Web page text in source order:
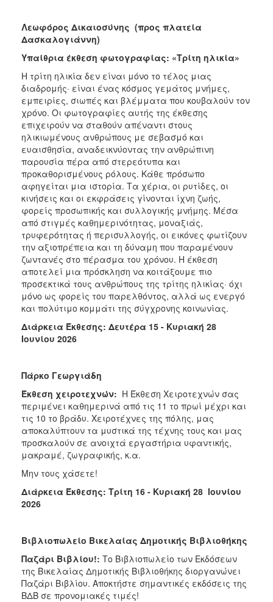
Λεωφόρος Δικαιοσύνης (προς πλατεία
Δασκαλογιάννη)
Υπαίθρια έκθεση φωτογραφίας: «Τρίτη ηλικία»
Η τρίτη ηλικία δεν είναι μόνο το τέλος μιας
διαδρομής· είναι ένας κόσμος γεμάτος μνήμες,
εμπειρίες, σιωπές και βλέμματα που κουβαλούν τον
χρόνο. Οι φωτογραφίες αυτής της έκθεσης
επιχειρούν να σταθούν απέναντι στους
ηλικιωμένους ανθρώπους με σεβασμό και
ευαισθησία, αναδεικνύοντας την ανθρώπινη
παρουσία πέρα από στερεότυπα και
προκαθορισμένους ρόλους. Κάθε πρόσωπο
αφηγείται μια ιστορία. Τα χέρια, οι ρυτίδες, οι
κινήσεις και οι εκφράσεις γίνονται ίχνη ζωής,
φορείς προσωπικής και συλλογικής μνήμης. Μέσα
από στιγμές καθημερινότητας, μοναξιάς,
τρυφερότητας ή περισυλλογής, οι εικόνες φωτίζουν
την αξιοπρέπεια και τη δύναμη που παραμένουν
ζωντανές στο πέρασμα του χρόνου. Η έκθεση
αποτελεί μια πρόσκληση να κοιτάξουμε πιο
προσεκτικά τους ανθρώπους της τρίτης ηλικίας· όχι
μόνο ως φορείς του παρελθόντος, αλλά ως ενεργό
και πολύτιμο κομμάτι της σύγχρονης κοινωνίας.
Διάρκεια Έκθεσης: Δευτέρα 15 - Κυριακή 28
Ιουνίου 2026
Πάρκο Γεωργιάδη
Έκθεση χειροτεχνών: Η Έκθεση Χειροτεχνών σας
περιμένει καθημερινά από τις 11 το πρωί μέχρι και
τις 10 το βράδυ. Χειροτέχνες της πόλης, μας
αποκαλύπτουν τα μυστικά της τέχνης τους και μας
προσκαλούν σε ανοιχτά εργαστήρια υφαντικής,
μακραμέ, ζωγραφικής, κ.α.
Μην τους χάσετε!
Διάρκεια Έκθεσης: Τρίτη 16 - Κυριακή 28 Ιουνίου
2026
Βιβλιοπωλείο Βικελαίας Δημοτικής Βιβλιοθήκης
Παζάρι Βιβλίου!: Το Βιβλιοπωλείο των Εκδόσεων
της Βικελαίας Δημοτικής Βιβλιοθήκης διοργανώνει
Παζάρι Βιβλίου. Αποκτήστε σημαντικές εκδόσεις της
ΒΔΒ σε προνομιακές τιμές!